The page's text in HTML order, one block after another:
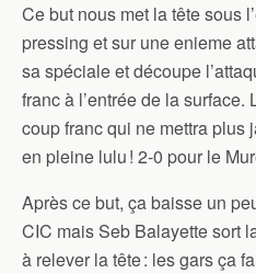
Ce but nous met la tête sous
pressing et sur une enieme
sa spéciale et découpe
franc à l’entrée de la surface.
coup franc qui ne mettra plus
en pleine lulu ! 2-0 pour le
Après ce but, ça baisse un
CIC mais Seb Balayette sort
à relever la tête : les gars ça